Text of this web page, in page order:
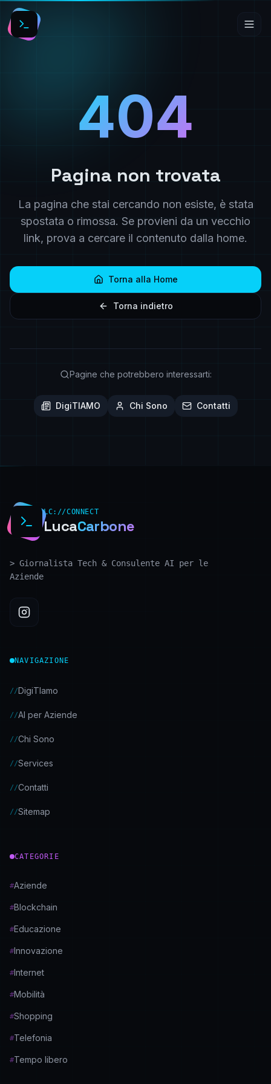
404
Pagina non trovata
La pagina che stai cercando non esiste, è stata
spostata o rimossa. Se provieni da un vecchio
link, prova a cercare il contenuto dalla home.
Torna alla Home
Torna indietro
Pagine che potrebbero interessarti:
DigiTIAMO Chi Sono Contatti
LC://CONNECT
LucaCarbone
> Giornalista Tech & Consulente AI per le
Aziende
NAVIGAZIONE
//DigiTIamo
//AI per Aziende
//Chi Sono
//Services
//Contatti
//Sitemap
CATEGORIE
#Aziende
#Blockchain
#Educazione
#Innovazione
#Internet
#Mobilità
#Shopping
#Telefonia
#Tempo libero